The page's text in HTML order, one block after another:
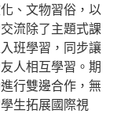
、文物習俗，以
流除了主題式課
班學習，同步讓
人相互學習。期
行雙邊合作，無
生拓展國際視